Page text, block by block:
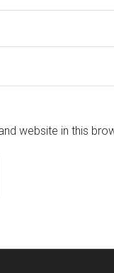
website in this